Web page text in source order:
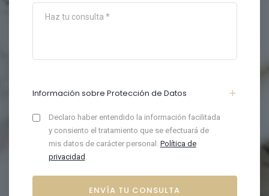
Información sobre Protección de Datos
Declaro haber entendido la información facilitada
y consiento el tratamiento que se efectuará de
mis datos de carácter personal. Política de
privacidad .